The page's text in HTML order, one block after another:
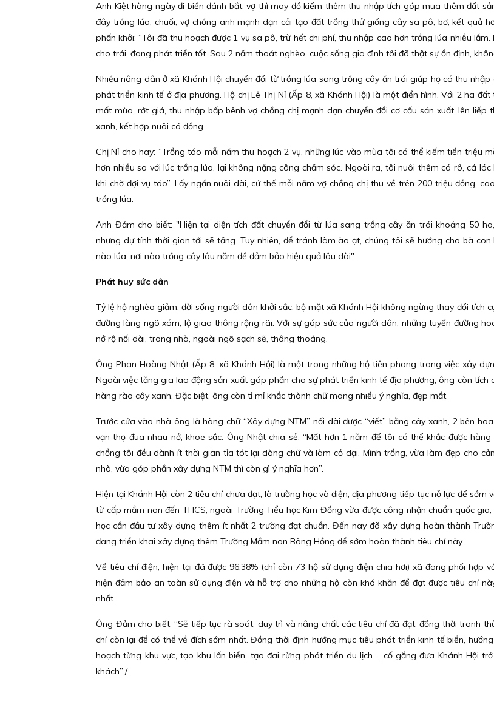
Anh Kiệt hàng ngày đi biển đánh bắt, vợ thì may đồ kiếm thêm thu nhập tích góp mua thêm đất
đây trồng lúa, chuối, vợ chồng anh mạnh dạn cải tạo đất trồng thử giống cây sa pô, bơ, kết quả
phấn khởi: “Tôi đã thu hoạch được 1 vụ sa pô, trừ hết chi phí, thu nhập cao hơn trồng lúa nhiều lắm.
cho trái, đang phát triển tốt. Sau 2 năm thoát nghèo, cuộc sống gia đình tôi đã thật sự ổn định,
Nhiều nông dân ở xã Khánh Hội chuyển đổi từ trồng lúa sang trồng cây ăn trái giúp họ có thu
phát triển kinh tế ở địa phương. Hộ chị Lê Thị Nỉ (Ấp 8, xã Khánh Hội) là một điển hình. Với 2 ha
mất mùa, rớt giá, thu nhập bấp bênh vợ chồng chị mạnh dạn chuyển đổi cơ cấu sản xuất, lên liếp
xanh, kết hợp nuôi cá đồng.
Chị Nỉ cho hay: “Trồng táo mỗi năm thu hoạch 2 vụ, những lúc vào mùa tôi có thể kiếm tiền triệu
hơn nhiều so với lúc trồng lúa, lại không nặng công chăm sóc. Ngoài ra, tôi nuôi thêm cá rô, cá
khi chờ đợi vụ táo”. Lấy ngắn nuôi dài, cứ thế mỗi năm vợ chồng chị thu về trên 200 triệu đồng,
trồng lúa.
Anh Đảm cho biết: "Hiện tại diện tích đất chuyển đổi từ lúa sang trồng cây ăn trái khoảng 50
nhưng dự tính thời gian tới sẽ tăng. Tuy nhiên, để tránh làm ào ạt, chúng tôi sẽ hướng cho bà con
nào lúa, nơi nào trồng cây lâu năm để đảm bảo hiệu quả lâu dài".
Phát huy sức dân
Tỷ lệ hộ nghèo giảm, đời sống người dân khởi sắc, bộ mặt xã Khánh Hội không ngừng thay đổi tích
đường làng ngõ xóm, lộ giao thông rộng rãi. Với sự góp sức của người dân, những tuyến đường
nở rộ nối dài, trong nhà, ngoài ngõ sạch sẽ, thông thoáng.
Ông Phan Hoàng Nhật (Ấp 8, xã Khánh Hội) là một trong những hộ tiên phong trong việc xây
Ngoài việc tăng gia lao động sản xuất góp phần cho sự phát triển kinh tế địa phương, ông còn tích
hàng rào cây xanh. Đặc biệt, ông còn tỉ mỉ khắc thành chữ mang nhiều ý nghĩa, đẹp mắt.
Trước cửa vào nhà ông là hàng chữ “Xây dựng NTM” nối dài được “viết” bằng cây xanh, 2 bên
vạn thọ đua nhau nở, khoe sắc. Ông Nhật chia sẻ: “Mất hơn 1 năm để tôi có thể khắc được hàng
chồng tôi đều dành ít thời gian tỉa tót lại dòng chữ và làm cỏ dại. Mình trồng, vừa làm đẹp cho
nhà, vừa góp phần xây dựng NTM thì còn gì ý nghĩa hơn”.
Hiện tại Khánh Hội còn 2 tiêu chí chưa đạt, là trường học và điện, địa phương tiếp tục nỗ lực để sớm
từ cấp mầm non đến THCS, ngoài Trường Tiểu học Kim Đồng vừa được công nhận chuẩn quốc
học cần đầu tư xây dựng thêm ít nhất 2 trường đạt chuẩn. Đến nay đã xây dựng hoàn thành
đang triển khai xây dựng thêm Trường Mầm non Bông Hồng để sớm hoàn thành tiêu chí này.
Về tiêu chí điện, hiện tại đã được 96,38% (chỉ còn 73 hộ sử dụng điện chia hơi) xã đang phối hợp
hiện đảm bảo an toàn sử dụng điện và hỗ trợ cho những hộ còn khó khăn để đạt được tiêu chí
nhất.
Ông Đảm cho biết: “Sẽ tiếp tục rà soát, duy trì và nâng chất các tiêu chí đã đạt, đồng thời tranh
chí còn lại để có thể về đích sớm nhất. Đồng thời định hướng mục tiêu phát triển kinh tế biển,
hoạch từng khu vực, tạo khu lấn biển, tạo đai rừng phát triển du lịch…, cố gắng đưa Khánh Hội
khách”./.